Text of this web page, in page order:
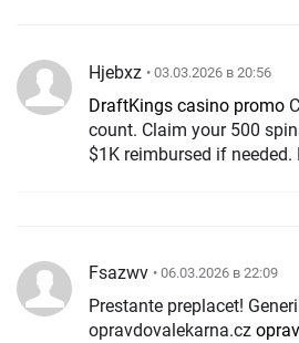
Hjebxz • 03.03.2026 в 20:56
DraftKings casino promo
count. Claim your 500
$1K reimbursed if
Fsazwv • 06.03.2026 в 22:09
Prestante preplacet!
opravdovalekarna.cz